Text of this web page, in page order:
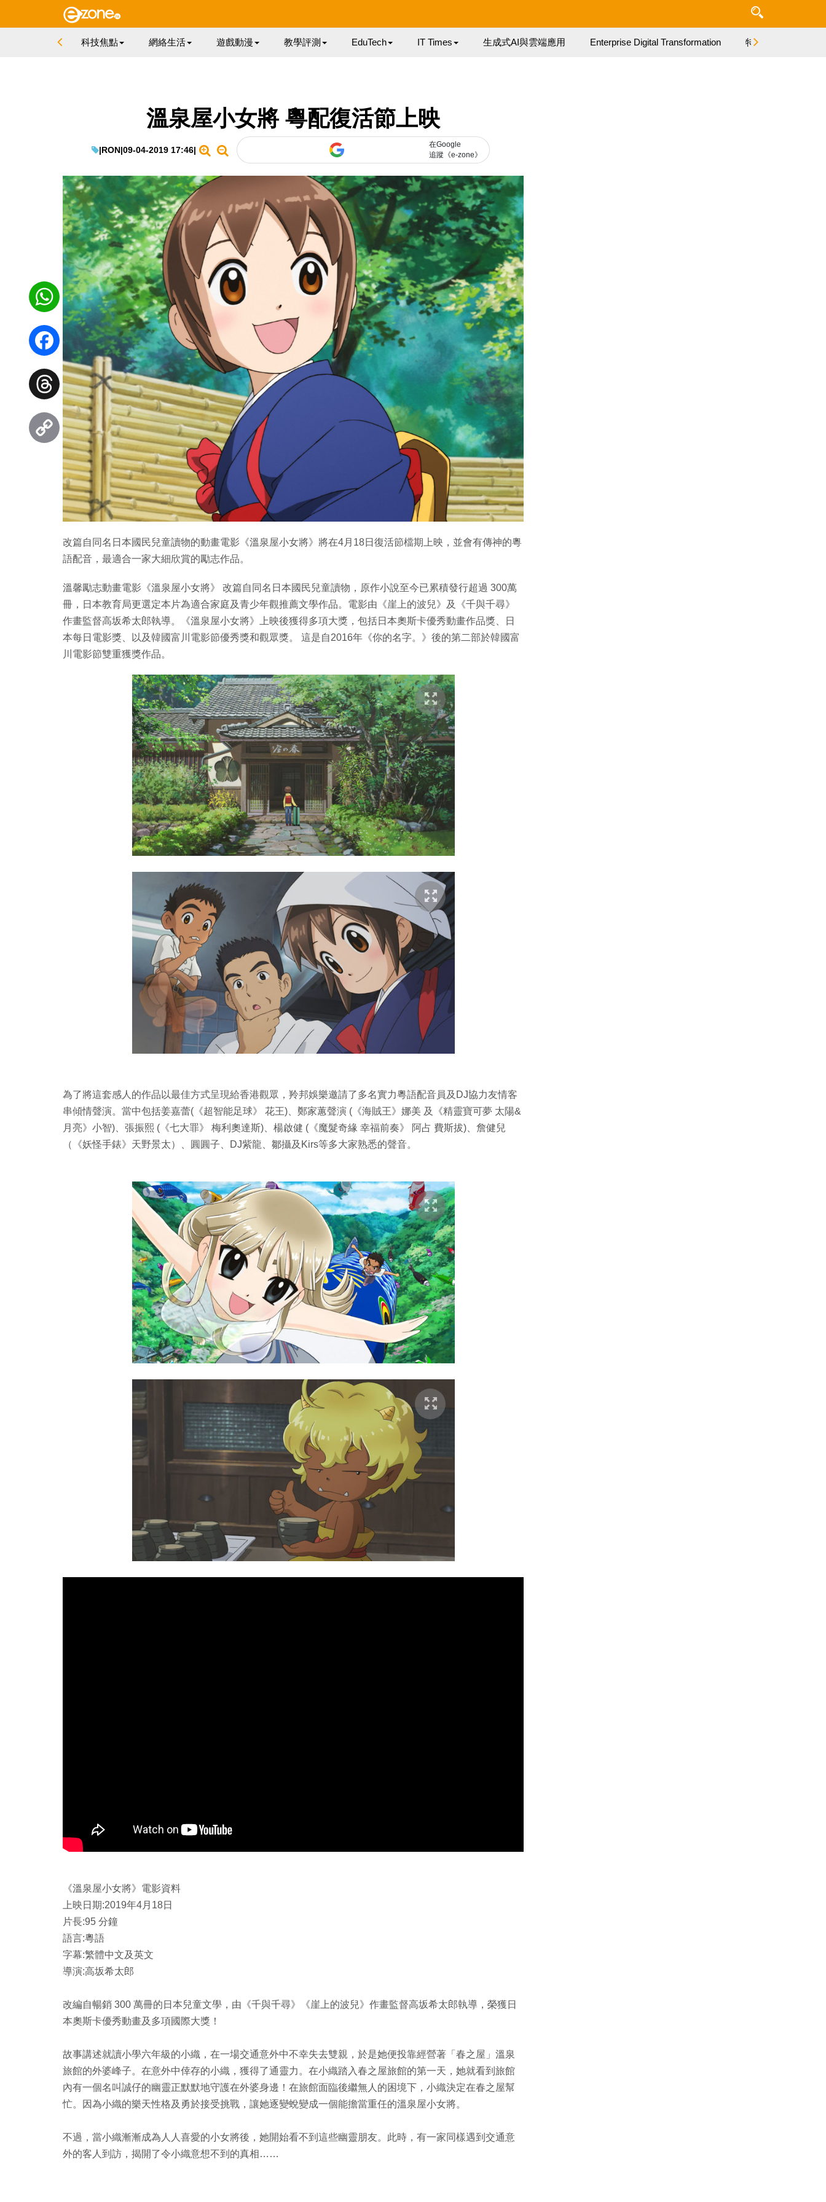
科技焦點 網絡生活 遊戲動漫 教學評測 EduTech IT Times 生成式AI與雲端應用 Enterprise Digital Transformation 特集
溫泉屋小女將 粵配復活節上映
|RON|09-04-2019 17:46|
在Google
追蹤《e-zone》
改篇自同名日本國民兒童讀物的動畫電影《溫泉屋小女將》將在4月18日復活節檔期上映，並會有傳神的粵
語配音，最適合一家大細欣賞的勵志作品。
溫馨勵志動畫電影《溫泉屋小女將》 改篇自同名日本國民兒童讀物，原作小說至今已累積發行超過 300萬
冊，日本教育局更選定本片為適合家庭及青少年觀推薦文學作品。電影由《崖上的波兒》及《千與千尋》
作畫監督高坂希太郎執導。《溫泉屋小女將》上映後獲得多項大獎，包括日本奧斯卡優秀動畫作品獎、日
本每日電影獎、以及韓國富川電影節優秀獎和觀眾獎。 這是自2016年《你的名字。》後的第二部於韓國富
川電影節雙重獲獎作品。
為了將這套感人的作品以最佳方式呈現給香港觀眾，羚邦娛樂邀請了多名實力粵語配音員及DJ協力友情客
串傾情聲演。當中包括姜嘉蕾(《超智能足球》 花王)、鄭家蕙聲演 (《海賊王》娜美 及《精靈寶可夢 太陽&
月亮》小智)、張振熙 (《七大罪》 梅利奧達斯)、楊啟健 (《魔髮奇緣 幸福前奏》 阿占 費斯拔)、詹健兒
（《妖怪手錶》天野景太）、圓圓子、DJ紫龍、鄒攝及Kirs等多大家熟悉的聲音。
《溫泉屋小女將》電影資料
上映日期:2019年4月18日
片長:95 分鐘
語言:粵語
字幕:繁體中文及英文
導演:高坂希太郎
改編自暢銷 300 萬冊的日本兒童文學，由《千與千尋》《崖上的波兒》作畫監督高坂希太郎執導，榮獲日
本奧斯卡優秀動畫及多項國際大獎！
故事講述就讀小學六年級的小織，在一場交通意外中不幸失去雙親，於是她便投靠經營著「春之屋」溫泉
旅館的外婆峰子。在意外中倖存的小織，獲得了通靈力。在小織踏入春之屋旅館的第一天，她就看到旅館
內有一個名叫誠仔的幽靈正默默地守護在外婆身邊！在旅館面臨後繼無人的困境下，小織決定在春之屋幫
忙。因為小織的樂天性格及勇於接受挑戰，讓她逐變蛻變成一個能擔當重任的溫泉屋小女將。
不過，當小織漸漸成為人人喜愛的小女將後，她開始看不到這些幽靈朋友。此時，有一家同樣遇到交通意
外的客人到訪，揭開了令小織意想不到的真相……
WhatsApp
Facebook
Threads
Copy
Link